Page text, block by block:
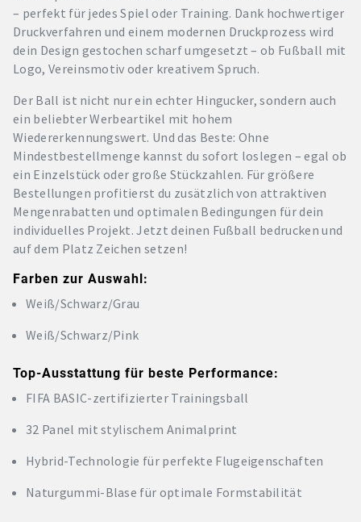
– perfekt für jedes Spiel oder Training. Dank hochwertiger
Druckverfahren und einem modernen Druckprozess wird
dein Design gestochen scharf umgesetzt – ob Fußball mit
Logo, Vereinsmotiv oder kreativem Spruch.
Der Ball ist nicht nur ein echter Hingucker, sondern auch
ein beliebter Werbeartikel mit hohem
Wiedererkennungswert. Und das Beste: Ohne
Mindestbestellmenge kannst du sofort loslegen – egal ob
ein Einzelstück oder große Stückzahlen. Für größere
Bestellungen profitierst du zusätzlich von attraktiven
Mengenrabatten und optimalen Bedingungen für dein
individuelles Projekt. Jetzt deinen Fußball bedrucken und
auf dem Platz Zeichen setzen!
Farben zur Auswahl:
Weiß/Schwarz/Grau
Weiß/Schwarz/Pink
Top-Ausstattung für beste Performance:
FIFA BASIC-zertifizierter Trainingsball
32 Panel mit stylischem Animalprint
Hybrid-Technologie für perfekte Flugeigenschaften
Naturgummi-Blase für optimale Formstabilität